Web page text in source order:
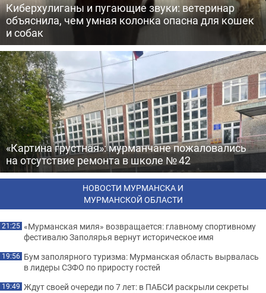
Киберхулиганы и пугающие звуки: ветеринар
объяснила, чем умная колонка опасна для кошек
и собак
«Картина грустная»: мурманчане пожаловались
на отсутствие ремонта в школе № 42
НОВОСТИ МУРМАНСКА И
МУРМАНСКОЙ ОБЛАСТИ
21:25 «Мурманская миля» возвращается: главному спортивному
фестивалю Заполярья вернут историческое имя
19:56 Бум заполярного туризма: Мурманская область вырвалась
в лидеры СЗФО по приросту гостей
19:49 Ждут своей очереди по 7 лет: в ПАБСИ раскрыли секреты